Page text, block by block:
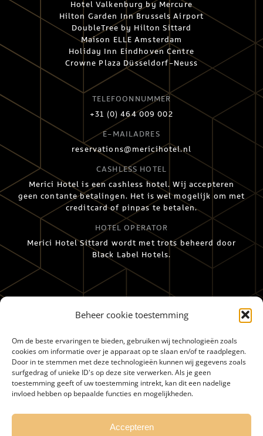
Beheer cookie toestemming
Om de beste ervaringen te bieden, gebruiken wij technologieën zoals
cookies om informatie over je apparaat op te slaan en/of te raadplegen.
Door in te stemmen met deze technologieën kunnen wij gegevens zoals
surfgedrag of unieke ID's op deze site verwerken. Als je geen
toestemming geeft of uw toestemming intrekt, kan dit een nadelige
invloed hebben op bepaalde functies en mogelijkheden.
Accepteren
Hotel Valkenburg by Mercure
Hilton Garden Inn Brussels Airport
DoubleTree by Hilton Sittard
Maison ELLE Amsterdam
Holiday Inn Eindhoven Centre
Crowne Plaza Düsseldorf-Neuss
TELEFOONNUMMER
+31 (0) 464 009 002
E-MAILADRES
reservations@mericihotel.nl
CASHLESS HOTEL
Merici Hotel is een cashless hotel. Wij accepteren
geen contante betalingen. Het is wel mogelijk om met
creditcard of pinpas te betalen.
HOTEL OPERATOR
Merici Hotel Sittard wordt met trots beheerd door
Black Label Hotels.